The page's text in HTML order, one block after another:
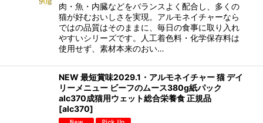
肉・魚・内臓などをバランスよく配合し、多くの
猫が好むおいしさを実現。アルモネイチャーなら
ではの品質はそのままに、毎日の食事に取り入れ
やすいシリーズです。人工着色料・化学保存料は
使用せず、素材本来のおい…
NEW 最短賞味2029.1・アルモネイチャー 猫 デイ
リーメニュー ビーフのムース380g紙パック
alc370成猫用ウェット総合栄養食 正規品
[alc370]